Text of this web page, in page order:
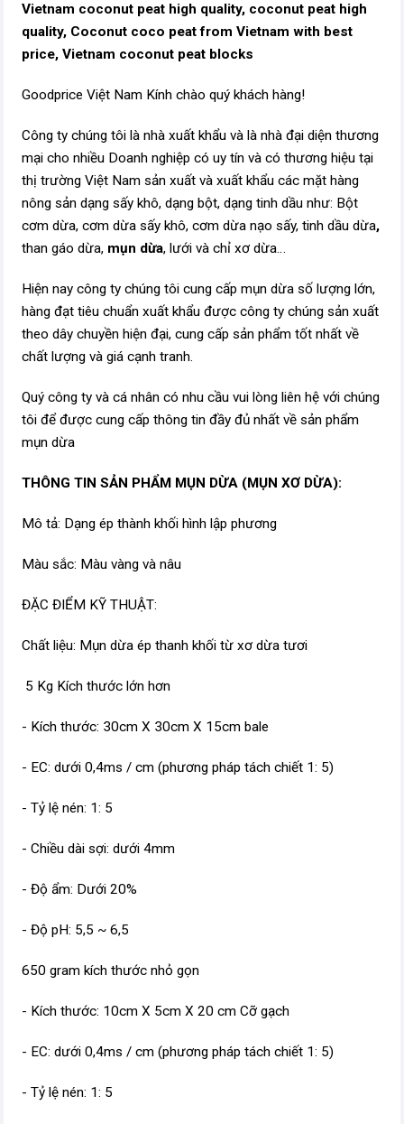
Vietnam coconut peat high quality, coconut peat high
quality, Coconut coco peat from Vietnam with best
price, Vietnam coconut peat blocks
Goodprice Việt Nam Kính chào quý khách hàng!
Công ty chúng tôi là nhà xuất khẩu và là nhà đại diện thương
mại cho nhiều Doanh nghiệp có uy tín và có thương hiệu tại
thị trường Việt Nam sản xuất và xuất khẩu các mặt hàng
nông sản dạng sấy khô, dạng bột, dạng tinh dầu như: Bột
cơm dừa, cơm dừa sấy khô, cơm dừa nạo sấy, tinh dầu dừa,
than gáo dừa, mụn dừa, lưới và chỉ xơ dừa…
Hiện nay công ty chúng tôi cung cấp mụn dừa số lượng lớn,
hàng đạt tiêu chuẩn xuất khẩu được công ty chúng sản xuất
theo dây chuyền hiện đại, cung cấp sản phẩm tốt nhất về
chất lượng và giá cạnh tranh.
Quý công ty và cá nhân có nhu cầu vui lòng liên hệ với chúng
tôi để được cung cấp thông tin đầy đủ nhất về sản phẩm
mụn dừa
THÔNG TIN SẢN PHẨM MỤN DỪA (MỤN XƠ DỪA):
Mô tả: Dạng ép thành khối hình lập phương
Màu sắc: Màu vàng và nâu
ĐẶC ĐIỂM KỸ THUẬT:
Chất liệu: Mụn dừa ép thanh khối từ xơ dừa tươi
5 Kg Kích thước lớn hơn
- Kích thước: 30cm X 30cm X 15cm bale
- EC: dưới 0,4ms / cm (phương pháp tách chiết 1: 5)
- Tỷ lệ nén: 1: 5
- Chiều dài sợi: dưới 4mm
- Độ ẩm: Dưới 20%
- Độ pH: 5,5 ~ 6,5
650 gram kích thước nhỏ gọn
- Kích thước: 10cm X 5cm X 20 cm Cỡ gạch
- EC: dưới 0,4ms / cm (phương pháp tách chiết 1: 5)
- Tỷ lệ nén: 1: 5